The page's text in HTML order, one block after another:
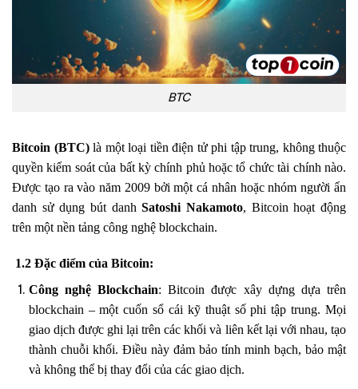
BTC
Bitcoin (BTC)là một loại tiền điện tử phi tập trung, không thuộc
quyền kiểm soát của bất kỳ chính phủ hoặc tổ chức tài chính nào.
Được tạo ra vào năm 2009 bởi một cá nhân hoặc nhóm người ẩn
danh sử dụng bút danhSatoshi Nakamoto, Bitcoin hoạt động
trên một nền tảng công nghệ blockchain.
1.2 Đặc điểm của Bitcoin:
Công nghệ Blockchain: Bitcoin được xây dựng dựa trên
blockchain – một cuốn sổ cái kỹ thuật số phi tập trung. Mọi
giao dịch được ghi lại trên các khối và liên kết lại với nhau, tạo
thành chuỗi khối. Điều này đảm bảo tính minh bạch, bảo mật
và không thể bị thay đổi của các giao dịch.